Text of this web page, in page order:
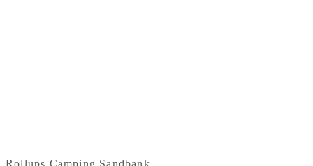
Rollups Camping Sandbank